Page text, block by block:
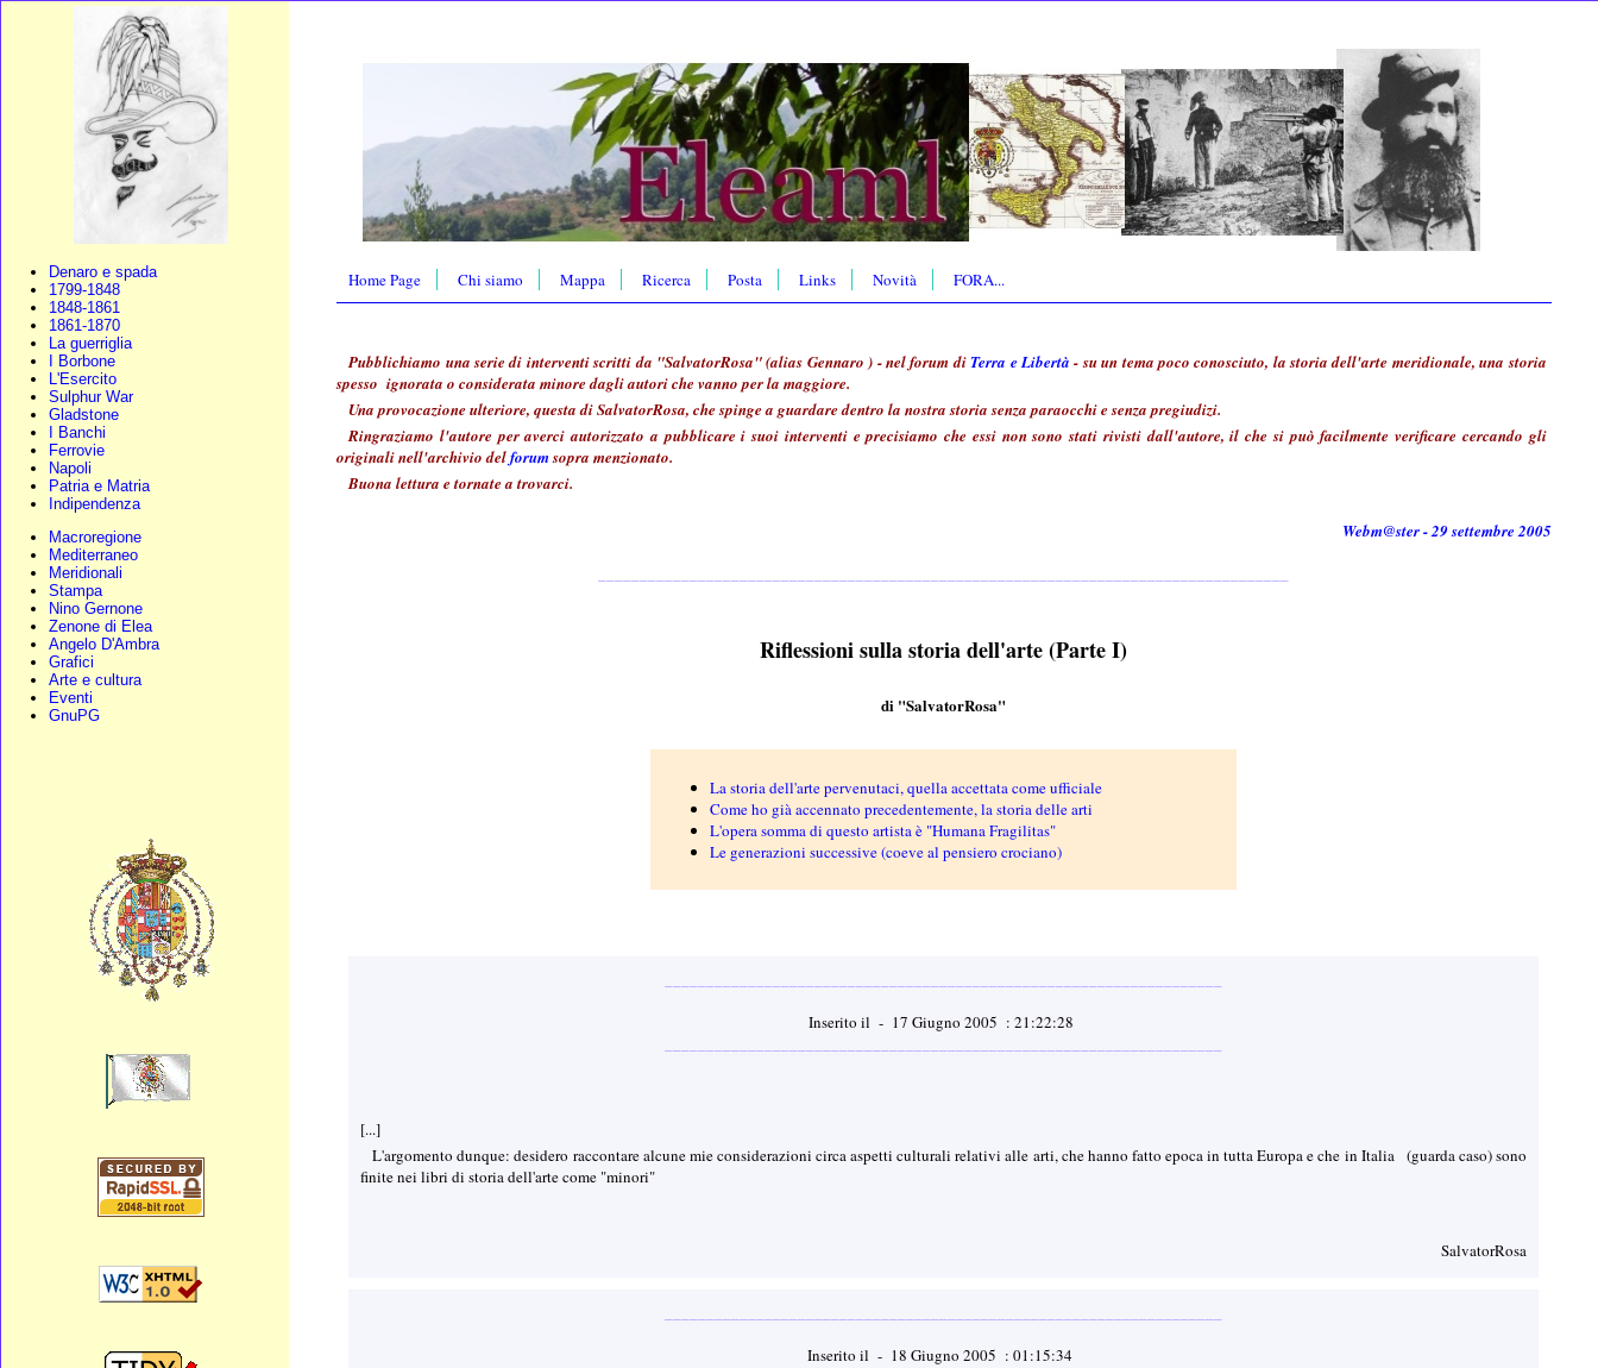
Denaro e spada
1799-1848
1848-1861
1861-1870
La guerriglia
I Borbone
L'Esercito
Sulphur War
Gladstone
I Banchi
Ferrovie
Napoli
Patria e Matria
Indipendenza
Macroregione
Mediterraneo
Meridionali
Stampa
Nino Gernone
Zenone di Elea
Angelo D'Ambra
Grafici
Arte e cultura
Eventi
GnuPG
Home Page Chi siamo Mappa Ricerca Posta Links Novità FORA...
Pubblichiamo una serie di interventi scritti da "SalvatorRosa" (alias Gennaro ) - nel forum diTerra e Libertà - su un tema poco conosciuto, la storia dell'arte meridionale, una storia
spesso ignorata o considerata minore dagli autori che vanno per la maggiore.
Una provocazione ulteriore, questa di SalvatorRosa, che spinge a guardare dentro la nostra storia senza paraocchi e senza pregiudizi.
Ringraziamo l'autore per averci autorizzato a pubblicare i suoi interventi e precisiamo che essi non sono stati rivisti dall'autore, il che si può facilmente verificare cercando gli
originali nell'archivio delforumsopra menzionato.
Buona lettura e tornate a trovarci.
Webm@ster - 29 settembre 2005
Riflessioni sulla storia dell'arte (Parte I)
di "SalvatorRosa"
La storia dell'arte pervenutaci, quella accettata come ufficiale
Come ho già accennato precedentemente, la storia delle arti
L'opera somma di questo artista è "Humana Fragilitas"
Le generazioni successive (coeve al pensiero crociano)
Inserito il - 17 Giugno 2005 : 21:22:28
[...]
L'argomento dunque: desidero raccontare alcune mie considerazioni circa aspetti culturali relativi alle arti, che hanno fatto epoca in tutta Europa e che in Italia (guarda caso) sono
finite nei libri di storia dell'arte come "minori"
SalvatorRosa
Inserito il - 18 Giugno 2005 : 01:15:34